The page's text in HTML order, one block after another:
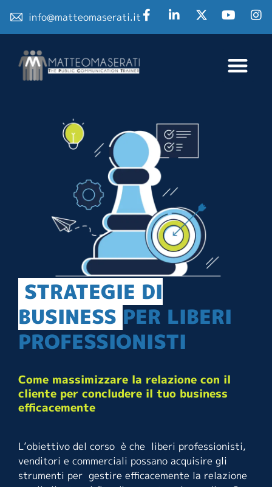
info@matteomaserati.it
STRATEGIE DI
BUSINESS PER LIBERI
PROFESSIONISTI
Come massimizzare la relazione con il
cliente per concludere il tuo business
efficacemente
L’obiettivo del corso è che liberi professionisti,
venditori e commerciali possano acquisire gli
strumenti per gestire efficacemente la relazione